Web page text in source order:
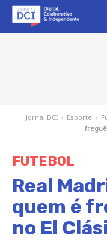
Jornal DCI › Esporte ›
FUTEBOL
Real
quem é
no El